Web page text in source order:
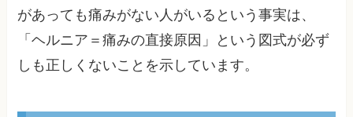
があっても痛みがない人がいるという事実は、
「ヘルニア＝痛みの直接原因」という図式が必ず
しも正しくないことを示しています。